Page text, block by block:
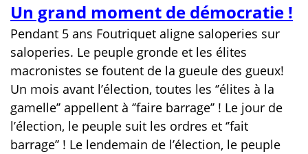
Un grand moment de démocratie !
Pendant 5 ans Foutriquet aligne saloperies sur
saloperies. Le peuple gronde et les élites
macronistes se foutent de la gueule des gueux!
Un mois avant l’élection, toutes les ‘’élites à la
gamelle’’ appellent à ‘’faire barrage’’ ! Le jour de
l’élection, le peuple suit les ordres et ‘’fait
barrage’’ ! Le lendemain de l’élection, le peuple